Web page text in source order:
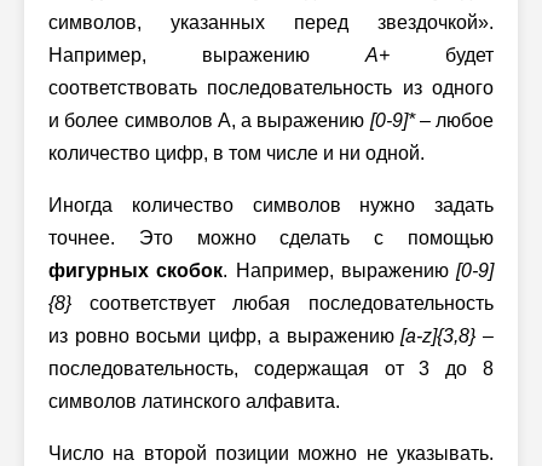
символов, указанных перед звездочкой».
Например, выражению A+ будет
соответствовать последовательность из одного
и более символов A, а выражению [0-9]*–любое
количество цифр, в том числе и ни одной.
Иногда количество символов нужно задать
точнее. Это можно сделать с помощью
фигурных скобок. Например, выражению [0-9]
{8} соответствует любая последовательность
из ровно восьми цифр, а выражению[a-z]{3,8} –
последовательность, содержащая от 3 до 8
символов латинского алфавита.
Число на второй позиции можно не указывать.